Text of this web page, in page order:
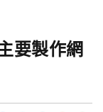
要製作網